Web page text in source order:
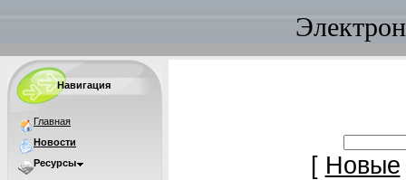
Навигация
Главная
Новости
Ресурсы
[ Новые